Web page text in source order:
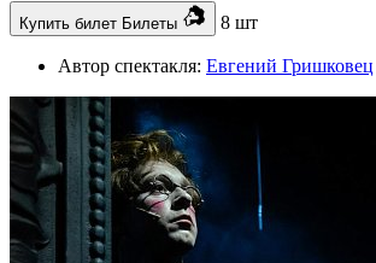
Купить билет Билеты 8 шт
Автор спектакля: Евгений Гришковец